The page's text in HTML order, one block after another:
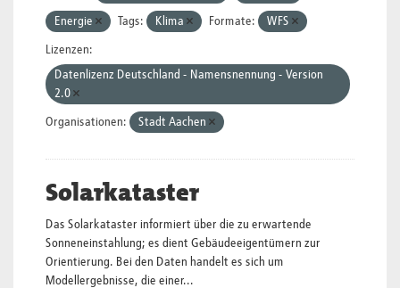
Energie Tags: Klima Formate: WFS
Lizenzen:
Datenlizenz Deutschland - Namensnennung - Version
2.0
Organisationen: Stadt Aachen
Solarkataster
Das Solarkataster informiert über die zu erwartende
Sonneneinstahlung; es dient Gebäudeeigentümern zur
Orientierung. Bei den Daten handelt es sich um
Modellergebnisse, die einer...